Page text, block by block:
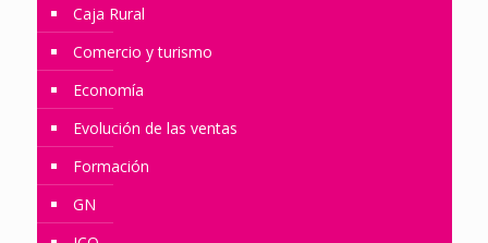
Caja Rural
Comercio y turismo
Economía
Evolución de las ventas
Formación
GN